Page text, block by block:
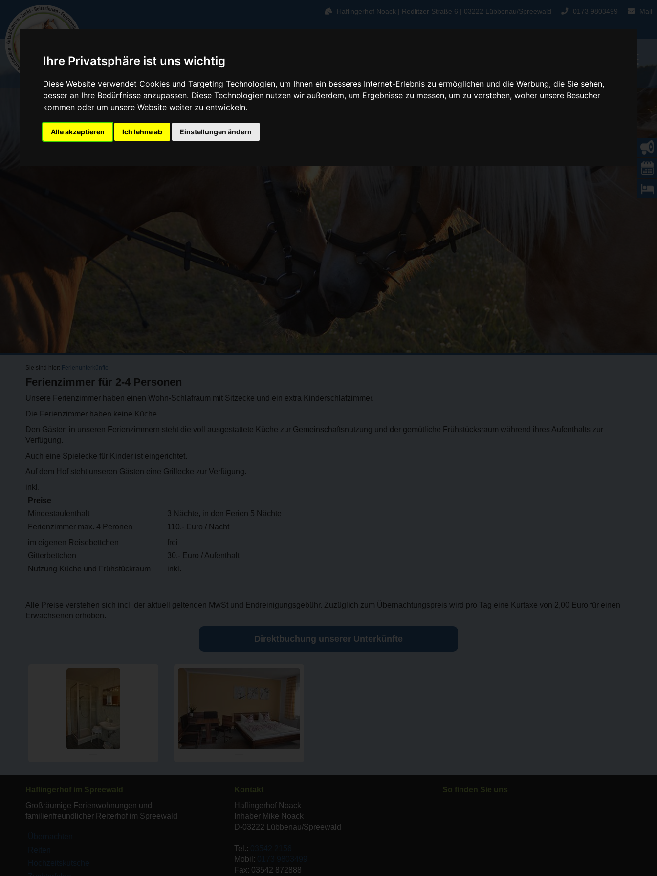
Ihre Privatsphäre ist uns wichtig
Diese Website verwendet Cookies und Targeting Technologien, um Ihnen ein besseres Internet-Erlebnis zu ermöglichen und die Werbung, die Sie sehen,
besser an Ihre Bedürfnisse anzupassen. Diese Technologien nutzen wir außerdem, um Ergebnisse zu messen, um zu verstehen, woher unsere Besucher
kommen oder um unsere Website weiter zu entwickeln.
Alle akzeptieren Ich lehne ab Einstellungen ändern
Haflingerhof Noack | Redlitzer Straße 6 | 03222 Lübbenau/Spreewald 0173 9803499 Mail
Sie sind hier: Ferienunterkünfte
Ferienzimmer für 2-4 Personen
Unsere Ferienzimmer haben einen Wohn-Schlafraum mit Sitzecke und ein extra Kinderschlafzimmer.
Die Ferienzimmer haben keine Küche.
Den Gästen in unseren Ferienzimmern steht die voll ausgestattete Küche zur Gemeinschaftsnutzung und der gemütliche Frühstücksraum während ihres Aufenthalts zur
Verfügung.
Auch eine Spielecke für Kinder ist eingerichtet.
Auf dem Hof steht unseren Gästen eine Grillecke zur Verfügung.
inkl.
Preise
Mindestaufenthalt
3 Nächte, in den Ferien 5 Nächte
Ferienzimmer max. 4 Peronen
110,- Euro / Nacht
im eigenen Reisebettchen
frei
Gitterbettchen
30,- Euro / Aufenthalt
Nutzung Küche und Frühstückraum
inkl.
Alle Preise verstehen sich incl. der aktuell geltenden MwSt und Endreinigungsgebühr. Zuzüglich zum Übernachtungspreis wird pro Tag eine Kurtaxe von 2,00 Euro für einen
Erwachsenen erhoben.
Direktbuchung unserer Unterkünfte
— —
Haflingerhof im Spreewald
Großräumige Ferienwohnungen und
familienfreundlicher Reiterhof im Spreewald
Kontakt
Haflingerhof Noack
Inhaber Mike Noack
D-03222 Lübbenau/Spreewald
Tel.:
Mobil:
Fax: 03542 872888
So finden Sie uns